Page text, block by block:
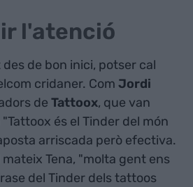
l'atenció
de bon inici, potser cal
cridaner. Com Jordi
de Tattoox, que van
és el Tinder del món
arriscada però efectiva.
Tena, "molta gent ens
del Tinder dels tattoos